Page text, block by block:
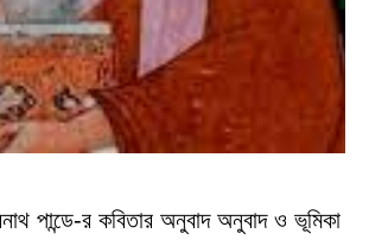
পান্ডে-র কবিতার অনুবাদ অনুবাদ ও ভূমিকা